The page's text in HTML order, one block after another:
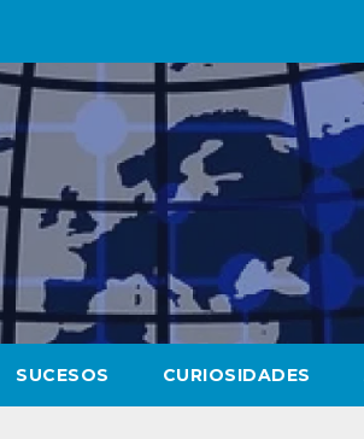
SUCESOS CURIOSIDADES